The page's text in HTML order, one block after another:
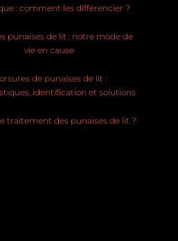
: comment les différencier ?
punaises de lit : notre mode de
vie en cause
de punaises de lit :
identification et solutions
traitement des punaises de lit ?